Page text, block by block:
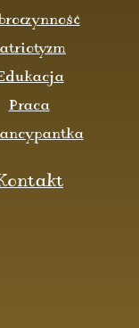
Praca